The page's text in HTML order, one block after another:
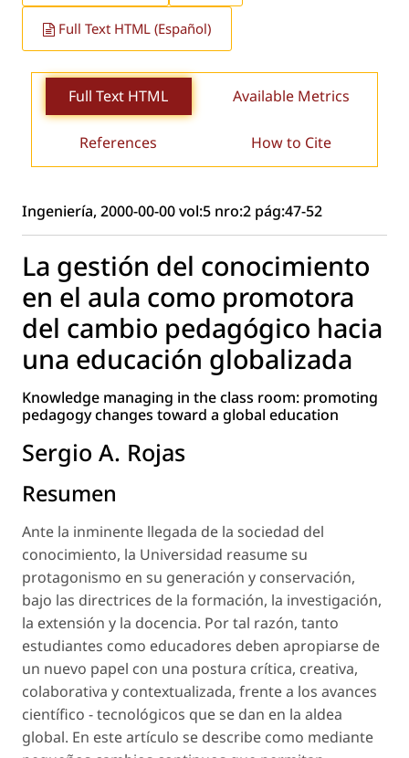
Full Text HTML (Español)
Full Text HTML Available Metrics
References How to Cite
Ingeniería, 2000-00-00 vol:5 nro:2 pág:47-52
La gestión del conocimiento
en el aula como promotora
del cambio pedagógico hacia
una educación globalizada
Knowledge managing in the class room: promoting
pedagogy changes toward a global education
Sergio A. Rojas
Resumen
Ante la inminente llegada de la sociedad del
conocimiento, la Universidad reasume su
protagonismo en su generación y conservación,
bajo las directrices de la formación, la investigación,
la extensión y la docencia. Por tal razón, tanto
estudiantes como educadores deben apropiarse de
un nuevo papel con una postura crítica, creativa,
colaborativa y contextualizada, frente a los avances
científico - tecnológicos que se dan en la aldea
global. En este artículo se describe como mediante